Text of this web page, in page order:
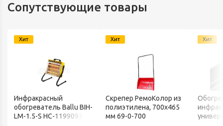
Сопутствующие товары
Хит
Инфракрасный
обогреватель Ballu BIH-
LM-1.5-S НС-1199093
Хит
Скрепер РемоКолор из
полиэтилена, 700x465
мм 69-0-700
Хит